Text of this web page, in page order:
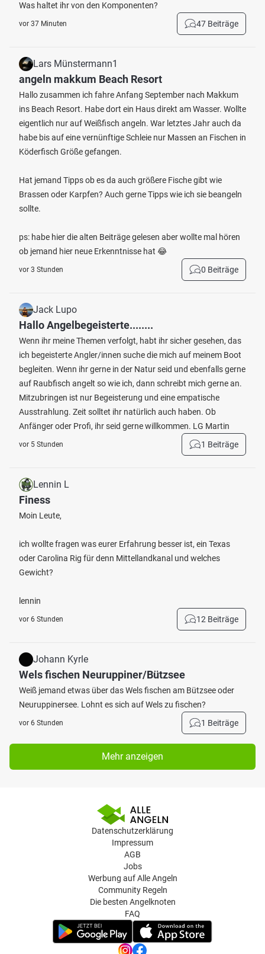
Was haltet ihr von den Komponenten?
vor 37 Minuten 47 Beiträge
Lars Münstermann1
angeln makkum Beach Resort
Hallo zusammen ich fahre Anfang September nach Makkum
ins Beach Resort. Habe dort ein Haus direkt am Wasser. Wollte
eigentlich nur auf Weißfisch angeln. War letztes Jahr auch da
habe bis auf eine vernünftige Schleie nur Massen an Fischen in
Köderfisch Größe gefangen.
Hat jemand Tipps ob es da auch größere Fische gibt wie
Brassen oder Karpfen? Auch gerne Tipps wie ich sie beangeln
sollte.
ps: habe hier die alten Beiträge gelesen aber wollte mal hören
ob jemand hier neue Erkenntnisse hat 😂
vor 3 Stunden 0 Beiträge
Jack Lupo
Hallo Angelbegeisterte........
Wenn ihr meine Themen verfolgt, habt ihr sicher gesehen, das
ich begeisterte Angler/innen suche die mich auf meinem Boot
begleiten. Wenn ihr gerne in der Natur seid und ebenfalls gerne
auf Raubfisch angelt so wie ich, dann schreibt mich gerne an.
Mitzubringen ist nur Begeisterung und eine empatische
Ausstrahlung. Zeit solltet ihr natürlich auch haben. Ob
Anfänger oder Profi, ihr seid gerne willkommen. LG Martin
vor 5 Stunden 1 Beiträge
Lennin L
Finess
Moin Leute,
ich wollte fragen was eurer Erfahrung besser ist, ein Texas
oder Carolina Rig für denn Mittellandkanal und welches
Gewicht?
lennin
vor 6 Stunden 12 Beiträge
Johann Kyrle
Wels fischen Neuruppiner/Bützsee
Weiß jemand etwas über das Wels fischen am Bützsee oder
Neuruppinersee. Lohnt es sich auf Wels zu fischen?
vor 6 Stunden 1 Beiträge
Mehr anzeigen
Datenschutzerklärung
Impressum
AGB
Jobs
Werbung auf Alle Angeln
Community Regeln
Die besten Angelknoten
FAQ